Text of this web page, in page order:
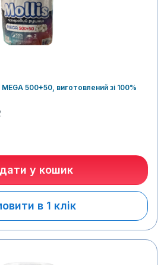
500+50, виготовлений зі 100%
у кошик
в 1 клік